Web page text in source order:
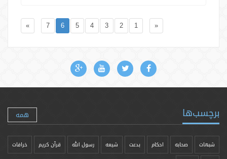
«
1
2
3
4
5
6
7
»
برچسب‌ها همه
شبهات صحابه احکام بدعت شیعه رسول الله قرآن کریم خرافات